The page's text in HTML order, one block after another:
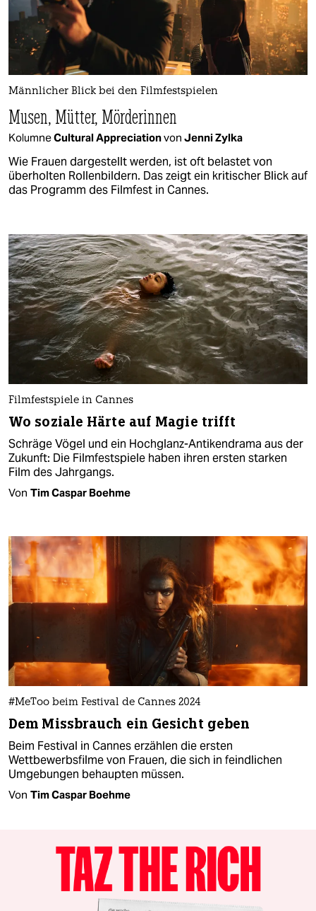
Männlicher Blick bei den Filmfestspielen
Musen, Mütter, Mörderinnen
KolumneCultural Appreciationvon Jenni Zylka
Wie Frauen dargestellt werden, ist oft belastet von
überholten Rollenbildern. Das zeigt ein kritischer Blick auf
das Programm des Filmfest in Cannes.
Filmfestspiele in Cannes
Wo soziale Härte auf Magie trifft
Schräge Vögel und ein Hochglanz-Antikendrama aus der
Zukunft: Die Filmfestspiele haben ihren ersten starken
Film des Jahrgangs.
Von Tim Caspar Boehme
#MeToo beim Festival de Cannes 2024
Dem Missbrauch ein Gesicht geben
Beim Festival in Cannes erzählen die ersten
Wettbewerbsfilme von Frauen, die sich in feindlichen
Umgebungen behaupten müssen.
Von Tim Caspar Boehme